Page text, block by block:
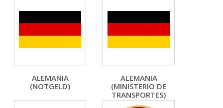
ALEMANIA
(NOTGELD)
ALEMANIA
(MINISTERIO DE
TRANSPORTES)